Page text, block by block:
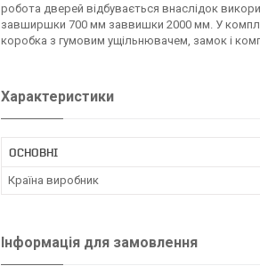
робота дверей відбувається внаслідок
завширшки 700 мм заввишки 2000 мм. У
коробка з гумовим ущільнювачем, замок і
Характеристики
ОСНОВНІ
Країна виробник
Інформація для замовлення